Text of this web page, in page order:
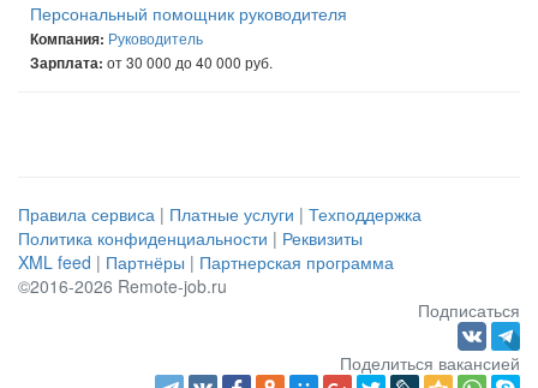
Персональный помощник руководителя
Компания: Руководитель
Зарплата: от 30 000 до 40 000 руб.
Правила сервиса | Платные услуги | Техподдержка
Политика конфиденциальности | Реквизиты
XML feed | Партнёры | Партнерская программа
©2016-2026 Remote-job.ru
Подписаться
Поделиться вакансией